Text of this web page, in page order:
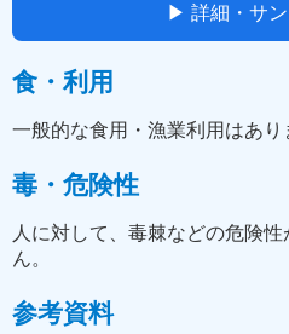
▶ 詳細・サ
食・利用
一般的な食用・漁業利用はあり
毒・危険性
人に対して、毒棘などの危険
ん。
参考資料